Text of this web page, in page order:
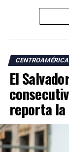
suspensión
señaladas de
Las autoridades
reducción
delitos como
Desde la llegada
junio de 2019,
tendencia
administración,
CENTROAMÉRICA
El
reporta la